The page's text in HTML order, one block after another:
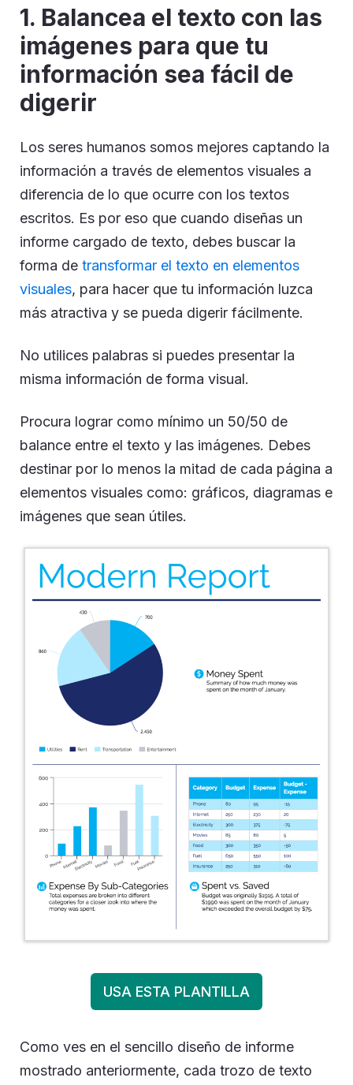
1. Balancea el texto con las
imágenes para que tu
información sea fácil de
digerir
Los seres humanos somos mejores captando la
información a través de elementos visuales a
diferencia de lo que ocurre con los textos
escritos. Es por eso que cuando diseñas un
informe cargado de texto, debes buscar la
forma de transformar el texto en elementos
visuales, para hacer que tu información luzca
más atractiva y se pueda digerir fácilmente.
No utilices palabras si puedes presentar la
misma información de forma visual.
Procura lograr como mínimo un 50/50 de
balance entre el texto y las imágenes. Debes
destinar por lo menos la mitad de cada página a
elementos visuales como: gráficos, diagramas e
imágenes que sean útiles.
USA ESTA PLANTILLA
Como ves en el sencillo diseño de informe
mostrado anteriormente, cada trozo de texto